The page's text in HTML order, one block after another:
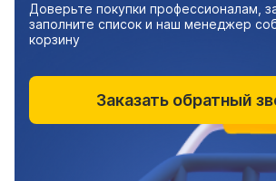
Доверьте покупки профессионалам,
заполните список и наш менеджер
корзину
Заказать обратный